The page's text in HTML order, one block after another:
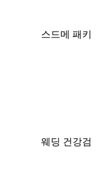
스드메 패키
웨딩 건강검